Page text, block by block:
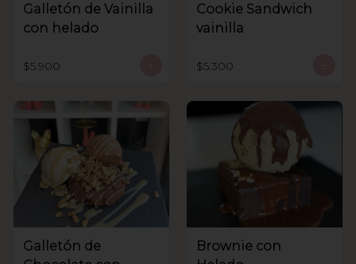
Galletón de Vainilla
con helado
$5.900
Cookie Sandwich
vainilla
$5.300
Galletón de
Brownie con